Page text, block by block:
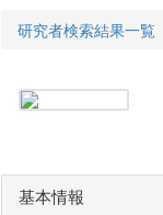
研究者検索結果一覧
基本情報